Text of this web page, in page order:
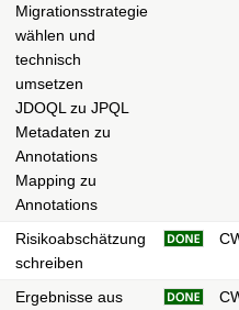
Migrationsstrategie
wählen und
technisch
umsetzen
JDOQL zu JPQL
Metadaten zu
Annotations
Mapping zu
Annotations
Risikoabschätzung
schreiben
Ergebnisse aus